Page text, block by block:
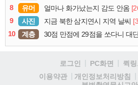
8
유머 얼마나 화가났는지 감도 안옴
9
사진 지금 북한 삼지연시 지역 날씨
10
계층 30점 만점에 29점을 쏘다니 대
로그인 PC화면 퀵링
이용약관
개인정보처리방침